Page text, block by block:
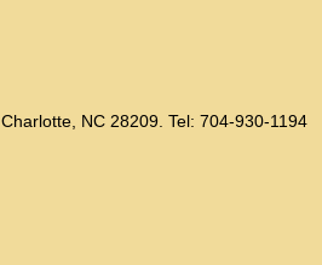
NC 28209. Tel: 704-930-1194